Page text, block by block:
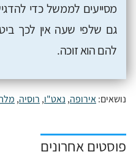
מסייעים לממשל כדי
גם שלפי שעה אין לכך
להם הוא זוכה.
נושאים:אירופה, נאט"ו, רוסיה,
פוסטים אחרונים